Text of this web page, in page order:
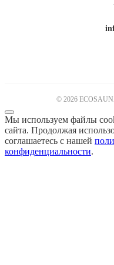
© 2026
Мы используем файлы
сайта. Продолжая
соглашаетесь с нашей
конфиденциальности.